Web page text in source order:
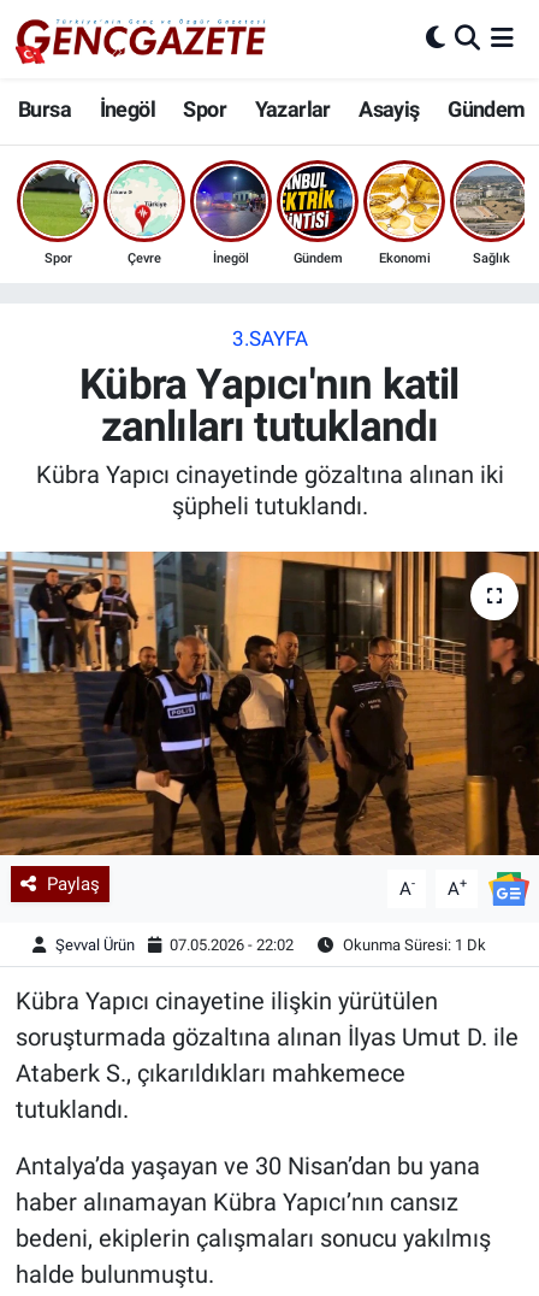
Bursa İnegöl Spor Yazarlar Asayiş Gündem
Spor Çevre İnegöl Gündem Ekonomi Sağlık
3.SAYFA
Kübra Yapıcı'nın katil
zanlıları tutuklandı
Kübra Yapıcı cinayetinde gözaltına alınan iki
şüpheli tutuklandı.
Paylaş A- A+
Şevval Ürün 07.05.2026 - 22:02 Okunma Süresi: 1 Dk
Kübra Yapıcı cinayetine ilişkin yürütülen
soruşturmada gözaltına alınan İlyas Umut D. ile
Ataberk S., çıkarıldıkları mahkemece
tutuklandı.
Antalya’da yaşayan ve 30 Nisan’dan bu yana
haber alınamayan Kübra Yapıcı’nın cansız
bedeni, ekiplerin çalışmaları sonucu yakılmış
halde bulunmuştu.
Bursa
İnegöl
3.SAYFA
Ekonomi
Güncel
Kadın & Aile
Kültür & Sanat
Sağlık
Siyaset
Teknoloji
Yazarlar
Astroloji-Rüya
Nöbetçi Eczaneler
Hava Durumu
Trafik Durumu
Son Dakika Haberleri
Haber Arşivi